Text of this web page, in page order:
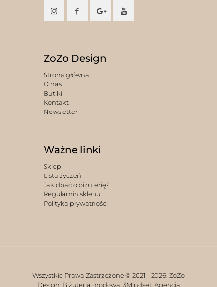
ZoZo Design
Strona główna
O nas
Butiki
Kontakt
Newsletter
Ważne linki
Sklep
Lista życzeń
Jak dbać o biżuterię?
Regulamin sklepu
Polityka prywatności
Wszystkie Prawa Zastrzeżone © 2021 - 2026. ZoZo
Design. Biżuteria modowa. 3Mindset. Agencja